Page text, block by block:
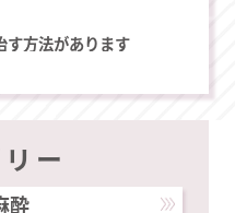
す方法があります
ー
酔